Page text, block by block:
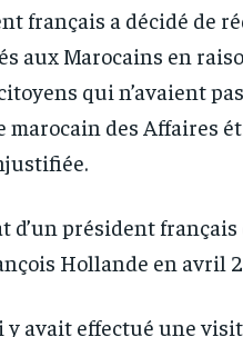
français a décidé de
aux Marocains en
qui n’avaient
marocain des Affaires
d’un président
Hollande en avril
avait effectué une